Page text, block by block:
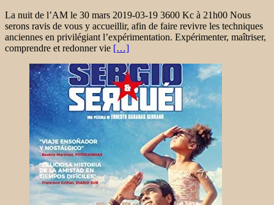
La nuit de l’AM le 30 mars 2019-03-19 3600 Kc à 21h00 Nous
serons ravis de vous y accueillir, afin de faire revivre les techniques
anciennes en privilégiant l’expérimentation. Expérimenter, maîtriser,
comprendre et redonner vie […]